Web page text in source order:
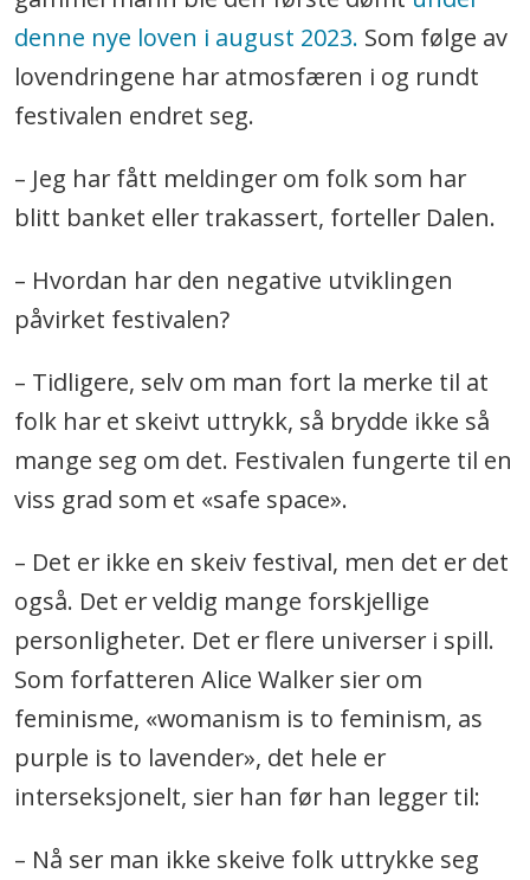
denne nye loven i august 2023. Som følge av
lovendringene har atmosfæren i og rundt
festivalen endret seg.
– Jeg har fått meldinger om folk som har
blitt banket eller trakassert, forteller Dalen.
– Hvordan har den negative utviklingen
påvirket festivalen?
– Tidligere, selv om man fort la merke til at
folk har et skeivt uttrykk, så brydde ikke så
mange seg om det. Festivalen fungerte til en
viss grad som et «safe space».
– Det er ikke en skeiv festival, men det er det
også. Det er veldig mange forskjellige
personligheter. Det er flere universer i spill.
Som forfatteren Alice Walker sier om
feminisme, «womanism is to feminism, as
purple is to lavender», det hele er
interseksjonelt, sier han før han legger til:
– Nå ser man ikke skeive folk uttrykke seg